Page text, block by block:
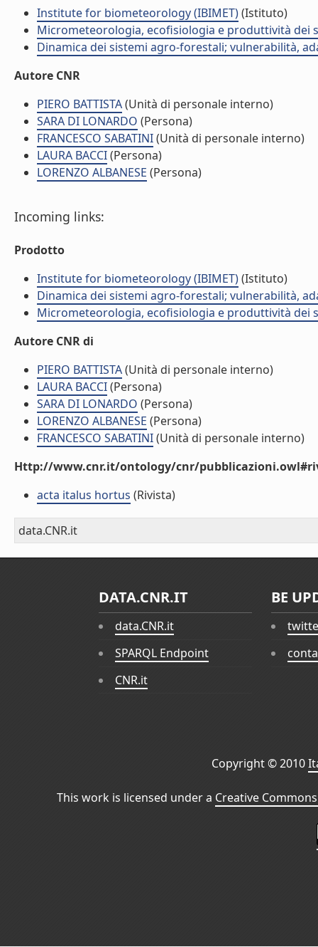
Institute for biometeorology (IBIMET)(Istituto)
Micrometeorologia, ecofisiologia e produttività dei
Dinamica dei sistemi agro-forestali; vulnerabilità,
Autore CNR
PIERO BATTISTA(Unità di personale interno)
SARA DI LONARDO (Persona)
FRANCESCO SABATINI(Unità di personale interno)
LAURA BACCI(Persona)
LORENZO ALBANESE (Persona)
Incoming links:
Prodotto
Institute for biometeorology (IBIMET)(Istituto)
Dinamica dei sistemi agro-forestali; vulnerabilità,
Micrometeorologia, ecofisiologia e produttività dei
Autore CNR di
PIERO BATTISTA(Unità di personale interno)
LAURA BACCI(Persona)
SARA DI LONARDO (Persona)
LORENZO ALBANESE (Persona)
FRANCESCO SABATINI(Unità di personale interno)
Http://www.cnr.it/ontology/cnr/
acta italus hortus (Rivista)
data.CNR.it
DATA.CNR.IT
data.CNR.it
SPARQL Endpoint
CNR.it
BE
Copyright © 2010
This work is licensed under a Creative